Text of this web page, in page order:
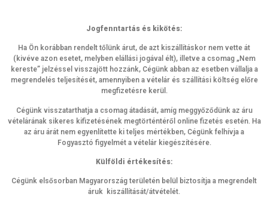
Jogfenntartás és kikötés:
Ha Ön korábban rendelt tőlünk árut, de azt kiszállításkor nem vette át
(kivéve azon esetet, melyben elállási jogával élt), illetve a csomag „Nem
kereste” jelzéssel visszajött hozzánk, Cégünk abban az esetben vállalja a
megrendelés teljesítését, amennyiben a vételár és szállítási költség előre
megfizetésre kerül.
Cégünk visszatarthatja a csomag átadását, amíg meggyőződünk az áru
vételárának sikeres kifizetésének megtörténtéről online fizetés esetén. Ha
az áru árát nem egyenlítette ki teljes mértékben, Cégünk felhívja a
Fogyasztó figyelmét a vételár kiegészítésére.
Külföldi értékesítés:
Cégünk elsősorban Magyarország területén belül biztosítja a megrendelt
áruk kiszállítását/átvételét.